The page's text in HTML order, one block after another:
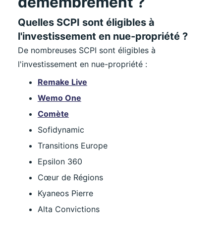
Quelles SCPI sont éligibles à
l'investissement en nue-propriété ?
De nombreuses SCPI sont éligibles à
l'investissement en nue-propriété :
Remake Live
Wemo One
Comète
Sofidynamic
Transitions Europe
Epsilon 360
Cœur de Régions
Kyaneos Pierre
Alta Convictions